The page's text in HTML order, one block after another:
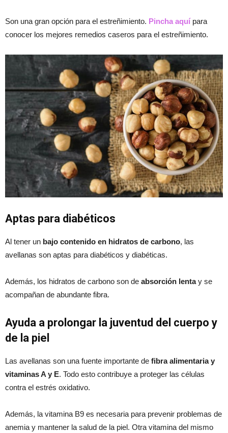
Son una gran opción para el estreñimiento. Pincha aquípara
conocer los mejores remedios caseros para el estreñimiento.
Aptas para diabéticos
Al tener un bajo contenido en hidratos de carbono, las
avellanas son aptas para diabéticos y diabéticas.
Además, los hidratos de carbono son de absorción lentay se
acompañan de abundante fibra.
Ayuda a prolongar la juventud del cuerpo y
de la piel
Las avellanas son una fuente importante de fibra alimentaria y
vitaminas A y E. Todo esto contribuye a proteger las células
contra el estrés oxidativo.
Además, la vitamina B9 es necesaria para prevenir problemas de
anemia y mantener la salud de la piel. Otra vitamina del mismo